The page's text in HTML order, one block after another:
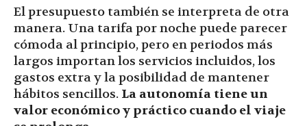
El presupuesto también se interpreta de otra
manera. Una tarifa por noche puede parecer
cómoda al principio, pero en periodos más
largos importan los servicios incluidos, los
gastos extra y la posibilidad de mantener
hábitos sencillos. La autonomía tiene un
valor económico y práctico cuando el viaje